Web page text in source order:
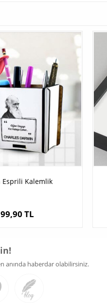
Esprili Kalemlik
TL
anında haberdar olabilirsiniz.